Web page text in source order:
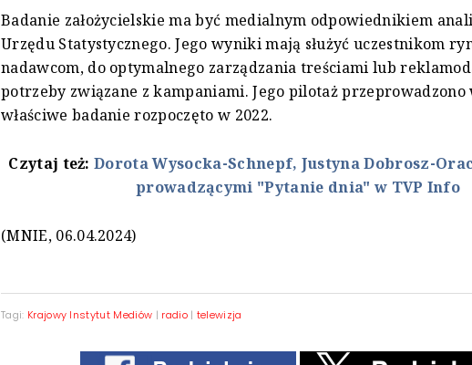
Badanie założycielskie ma być medialnym odpowiednikiem
Urzędu Statystycznego. Jego wyniki mają służyć uczestnikom
nadawcom, do optymalnego zarządzania treściami lub
potrzeby związane z kampaniami. Jego pilotaż przeprowadzono
właściwe badanie rozpoczęto w 2022.
Czytaj też:Dorota Wysocka-Schnepf, Justyna Dobrosz-
prowadzącymi "Pytanie dnia" w TVP Info
(MNIE, 06.04.2024)
Tagi: Krajowy Instytut Mediów | radio| telewizja